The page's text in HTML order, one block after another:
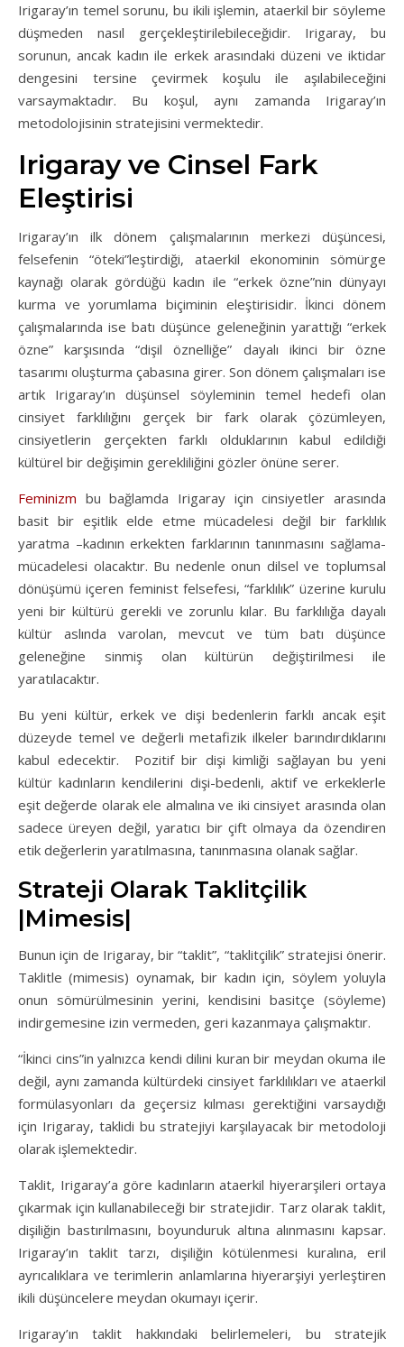
Irigaray’ın temel sorunu, bu ikili işlemin, ataerkil bir söyleme
düşmeden nasıl gerçekleştirilebileceğidir. Irigaray, bu
sorunun, ancak kadın ile erkek arasındaki düzeni ve iktidar
dengesini tersine çevirmek koşulu ile aşılabileceğini
varsaymaktadır. Bu koşul, aynı zamanda Irigaray’ın
metodolojisinin stratejisini vermektedir.
Irigaray ve Cinsel Fark
Eleştirisi
Irigaray’ın ilk dönem çalışmalarının merkezi düşüncesi,
felsefenin “öteki”leştirdiği, ataerkil ekonominin sömürge
kaynağı olarak gördüğü kadın ile “erkek özne”nin dünyayı
kurma ve yorumlama biçiminin eleştirisidir. İkinci dönem
çalışmalarında ise batı düşünce geleneğinin yarattığı “erkek
özne” karşısında “dişil öznelliğe” dayalı ikinci bir özne
tasarımı oluşturma çabasına girer. Son dönem çalışmaları ise
artık Irigaray’ın düşünsel söyleminin temel hedefi olan
cinsiyet farklılığını gerçek bir fark olarak çözümleyen,
cinsiyetlerin gerçekten farklı olduklarının kabul edildiği
kültürel bir değişimin gerekliliğini gözler önüne serer.
Feminizm bu bağlamda Irigaray için cinsiyetler arasında
basit bir eşitlik elde etme mücadelesi değil bir farklılık
yaratma –kadının erkekten farklarının tanınmasını sağlama-
mücadelesi olacaktır. Bu nedenle onun dilsel ve toplumsal
dönüşümü içeren feminist felsefesi, “farklılık” üzerine kurulu
yeni bir kültürü gerekli ve zorunlu kılar. Bu farklılığa dayalı
kültür aslında varolan, mevcut ve tüm batı düşünce
geleneğine sinmiş olan kültürün değiştirilmesi ile
yaratılacaktır.
Bu yeni kültür, erkek ve dişi bedenlerin farklı ancak eşit
düzeyde temel ve değerli metafizik ilkeler barındırdıklarını
kabul edecektir. Pozitif bir dişi kimliği sağlayan bu yeni
kültür kadınların kendilerini dişi-bedenli, aktif ve erkeklerle
eşit değerde olarak ele almalına ve iki cinsiyet arasında olan
sadece üreyen değil, yaratıcı bir çift olmaya da özendiren
etik değerlerin yaratılmasına, tanınmasına olanak sağlar.
Strateji Olarak Taklitçilik
|Mimesis|
Bunun için de Irigaray, bir “taklit”, “taklitçilik” stratejisi önerir.
Taklitle (mimesis) oynamak, bir kadın için, söylem yoluyla
onun sömürülmesinin yerini, kendisini basitçe (söyleme)
indirgemesine izin vermeden, geri kazanmaya çalışmaktır.
“İkinci cins”in yalnızca kendi dilini kuran bir meydan okuma ile
değil, aynı zamanda kültürdeki cinsiyet farklılıkları ve ataerkil
formülasyonları da geçersiz kılması gerektiğini varsaydığı
için Irigaray, taklidi bu stratejiyi karşılayacak bir metodoloji
olarak işlemektedir.
Taklit, Irigaray’a göre kadınların ataerkil hiyerarşileri ortaya
çıkarmak için kullanabileceği bir stratejidir. Tarz olarak taklit,
dişiliğin bastırılmasını, boyunduruk altına alınmasını kapsar.
Irigaray’ın taklit tarzı, dişiliğin kötülenmesi kuralına, eril
ayrıcalıklara ve terimlerin anlamlarına hiyerarşiyi yerleştiren
ikili düşüncelere meydan okumayı içerir.
Irigaray’ın taklit hakkındaki belirlemeleri, bu stratejik